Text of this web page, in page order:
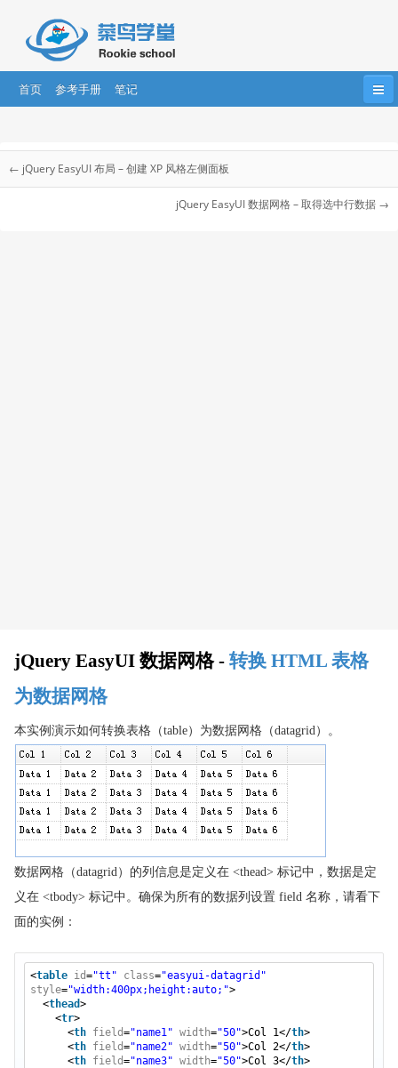
首页 参考手册 笔记
Bootstrap JavaScript HTML DOM
AngularJS2 React ....
jQuery EasyUI 教程
jQuery EasyUI 创建复杂布局
jQuery EasyUI 创建折叠面板
jQuery EasyUI 动态添加标签页
jQuery EasyUI 添加自动播放标签页
jQuery EasyUI 创建 XP 风格左侧面板
jQuery EasyUI 数据网格
jQuery EasyUI 转换 HTML 表格为数据网格
jQuery EasyUI 取得选中行数据
jQuery EasyUI 添加查询功能
jQuery EasyUI 添加工具栏
jQuery EasyUI 创建复杂工具栏
jQuery EasyUI 设置冻结列
jQuery EasyUI 动态改变列
jQuery EasyUI 格式化列
jQuery EasyUI 数据排序
← jQuery EasyUI 布局 – 创建 XP 风格左侧面板
jQuery EasyUI 数据网格 – 取得选中行数据 →
jQuery EasyUI 数据网格 - 转换 HTML 表格
为数据网格
本实例演示如何转换表格（table）为数据网格（datagrid）。
数据网格（datagrid）的列信息是定义在 <thead> 标记中，数据是定
义在 <tbody> 标记中。确保为所有的数据列设置 field 名称，请看下
面的实例：
<table id="tt" class="easyui-datagrid"
style="width:400px;height:auto;">
<thead>
<tr>
<th field="name1" width="50">Col 1</th>
<th field="name2" width="50">Col 2</th>
<th field="name3" width="50">Col 3</th>